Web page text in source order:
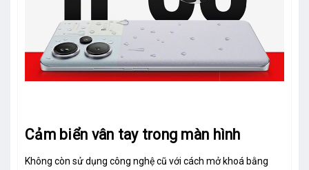
Cảm biển vân tay trong màn hình
Không còn sử dụng công nghệ cũ với cách mở khoá bằng